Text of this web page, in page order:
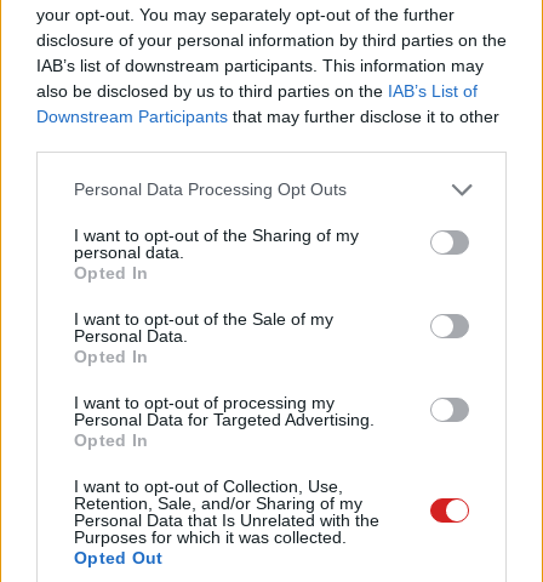
your opt-out. You may separately opt-out of the further
disclosure of your personal information by third parties on the
IAB’s list of downstream participants. This information may
also be disclosed by us to third parties on the IAB’s List of
Downstream Participants that may further disclose it to other
Please note that this website/app uses one or more Google
not limited to your visit or usage behaviour. You may click to
grant or deny consent to Google and its third-party tags to
use your data for below specified purposes in below Google
consent section.
Personal Data Processing Opt Outs
I want to opt-out of the Sharing of my
personal data.
Opted In
I want to opt-out of the Sale of my
Personal Data.
Opted In
I want to opt-out of processing my
Personal Data for Targeted Advertising.
Opted In
I want to opt-out of Collection, Use,
Retention, Sale, and/or Sharing of my
Personal Data that Is Unrelated with the
Purposes for which it was collected.
Opted Out
okoseszközre.
Az készülékeken olyan feloldó kódot állítsunk be, mely
nem tartalmaz személyes jellegű információkat
(születési évet), hiszen ezek nagyon könnyen feltörhetők.
Alkalmazásokat csak a hivatalos digitális boltból
töltsünk le rájuk és itt is telepítsük mindig a legújabb
Laptopok és számítógépek esetében leginkább a tudatos
legalább olyan elővigyázatosság ajánlott, mint az utcára
kilépve. Mindenképp legyünk naprakészek az internet
veszélyeiből, főleg szülőként, hiszen így tudjuk megóvni
gyermekünket. Emellett javasolt az olyan biztonsági
szoftverek használata, melyek különböző fenyegetések
ellen egyaránt védenek.